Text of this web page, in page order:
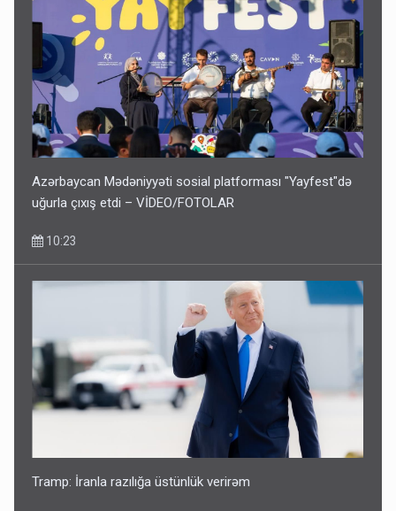
Azərbaycan Mədəniyyəti sosial platforması "Yayfest"də
uğurla çıxış etdi – VİDEO/FOTOLAR
10:23
Tramp: İranla razılığa üstünlük verirəm